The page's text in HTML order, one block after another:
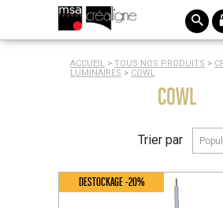
ACCUEIL > TOUS NOS PRODUITS >
LUMINAIRES > COWL
COWL
Trier par
DESTOCKAGE -20%